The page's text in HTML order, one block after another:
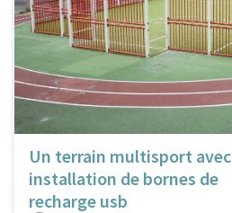
Un terrain multisport avec
installation de bornes de
recharge usb